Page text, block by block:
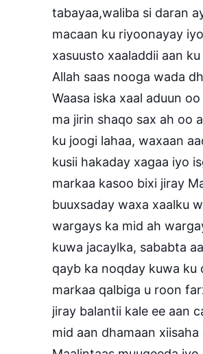
tabayaa,waliba si daran
macaan ku riyoonayay
xasuusto xaaladdii aan
Allah saas nooga wada
Waasa iska xaal aduun
ma jirin shaqo sax ah oo
ku joogi lahaa, waxaan
kusii hakaday xagaa iyo
markaa kasoo bixi jiray
buuxsaday waxa xaalku
wargays ka mid ah
kuwa jacaylka, sababta
qayb ka noqday kuwa ku
markaa qalbiga u roon
jiray balantii kale ee aan
mid aan dhamaan